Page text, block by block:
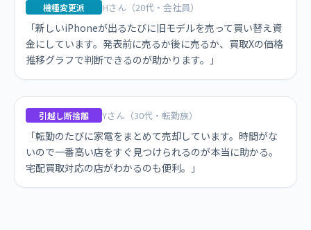
機種変更派 Hさん（20代・会社員）
「新しいiPhoneが出るたびに旧モデルを売って買い替え資
金にしています。発表前に売るか後に売るか、買取Xの価格
推移グラフで判断できるのが助かります。」
引越し断捨離 Yさん（30代・転勤族）
「転勤のたびに家電をまとめて売却しています。時間がな
いので一番高い店をすぐ見つけられるのが本当に助かる。
宅配買取対応の店がわかるのも便利。」